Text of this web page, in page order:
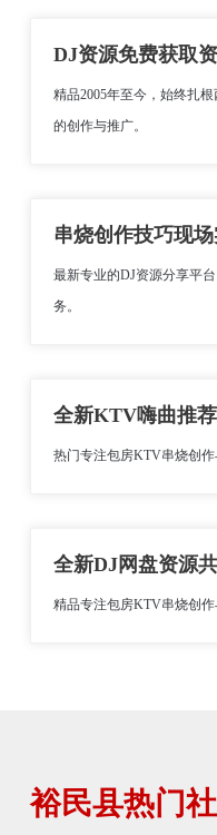
DJ资源免费获取
精品2005年至今，始终扎
的创作与推广。
串烧创作技巧现
最新专业的DJ资源分享平
务。
全新KTV嗨曲推荐
热门专注包房KTV串烧创作
全新DJ网盘资源
精品专注包房KTV串烧创作
裕民县热门